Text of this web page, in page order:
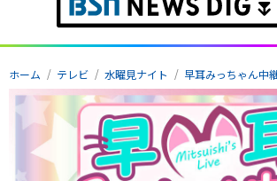
テレビ
ラジオ
アナウンサー
ホーム テレビ 水曜見ナイト 早耳みっちゃん中